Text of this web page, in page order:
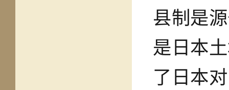
县制是
是日本
了日本